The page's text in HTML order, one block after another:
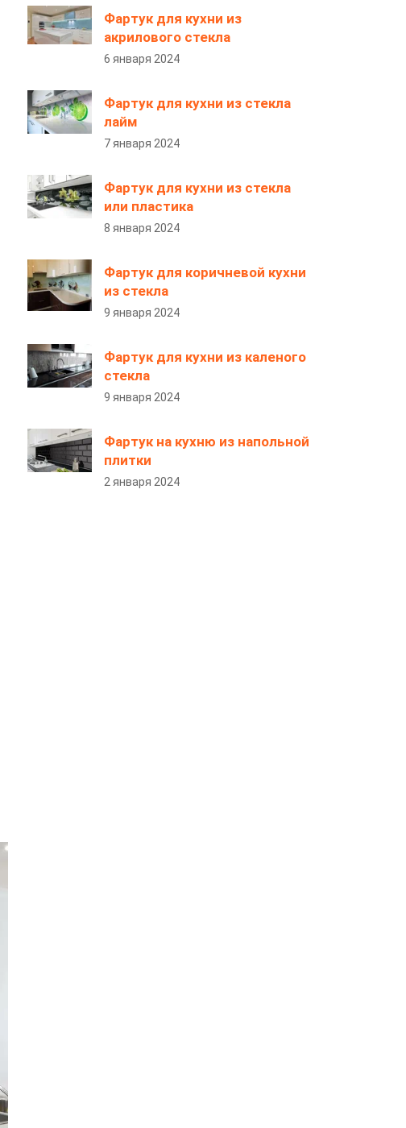
Фартук для кухни из
акрилового стекла
6 января 2024
Фартук для кухни из стекла
лайм
7 января 2024
Фартук для кухни из стекла
или пластика
8 января 2024
Фартук для коричневой кухни
из стекла
9 января 2024
Фартук для кухни из каленого
стекла
9 января 2024
Фартук на кухню из напольной
плитки
2 января 2024